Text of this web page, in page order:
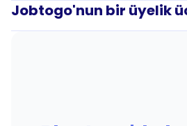
Jobtogo'nun bir üyelik